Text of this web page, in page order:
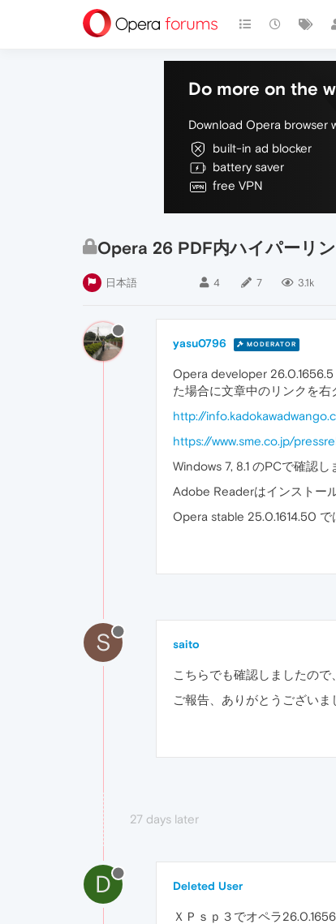
Do more on the
Download Opera browser
built-in ad blocker
battery saver
free VPN
Opera 26 PDF内ハイパーリ
日本語 4 7 3.1k
yasu0796 MODERATOR
Opera developer
た場合に文章中のリンクを右
http://
https://www.sme.co.jp/
Windows 7, 8.1 のPCで確認し
Adobe Readerはインストー
Opera stable 25.0.1614.50 で
S saito
こちらでも確認しましたので
ご報告、ありがとうございま
27 days later
D Deleted User
ＸＰｓｐ３でオペラ